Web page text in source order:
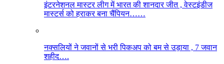
इंटरनेशनल मास्टर लीग में भारत की शानदार जीत , वेस्टइंडीज
मास्टर्स को हराकर बना चैंपियन……
नक्सलियों ने जवानों से भरी पिकअप को बम से उड़ाया , 7 जवान
शहीद….